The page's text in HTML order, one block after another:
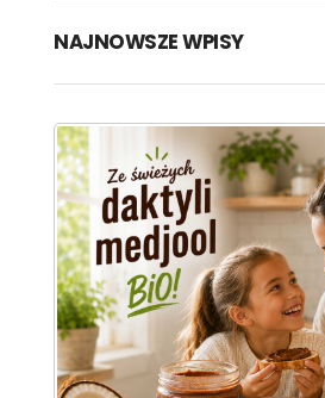
NAJNOWSZE WPISY